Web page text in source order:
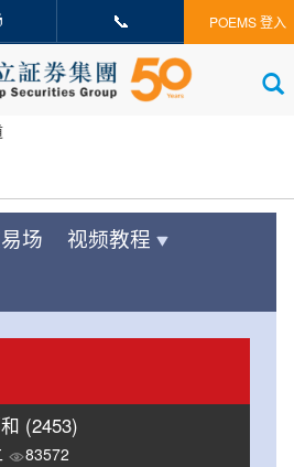
📞 POEMS 登入
场
视频教程
(2453)
83572